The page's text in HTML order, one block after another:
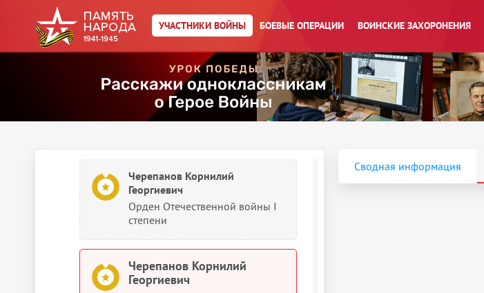
УЧАСТНИКИ ВОЙНЫ БОЕВЫЕ ОПЕРАЦИИ ВОИНСКИЕ ЗАХОРОНЕНИЯ
Документы о награждении
Черепанов Карнилий
Георгиевич
Медаль «За взятие
Черепанов Корнилий
Георгиевич
Орден Отечественной войны I
степени
Черепанов Корнилий
Георгиевич
Сводная информация